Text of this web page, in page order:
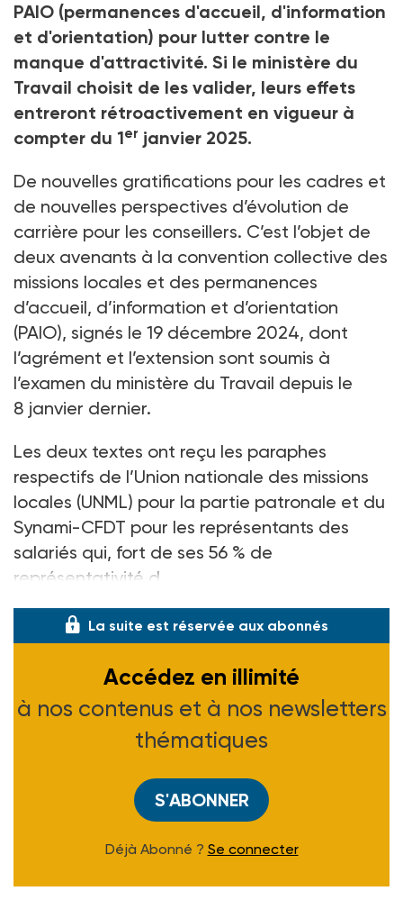
PAIO (permanences d'accueil, d'information
et d'orientation) pour lutter contre le
manque d'attractivité. Si le ministère du
Travail choisit de les valider, leurs effets
entreront rétroactivement en vigueur à
compter du 1er janvier 2025.
De nouvelles gratifications pour les cadres et
de nouvelles perspectives d’évolution de
carrière pour les conseillers. C’est l’objet de
deux avenants à la convention collective des
missions locales et des permanences
d’accueil, d’information et d’orientation
(PAIO), signés le 19 décembre 2024, dont
l’agrément et l’extension sont soumis à
l’examen du ministère du Travail depuis le
8 janvier dernier.
Les deux textes ont reçu les paraphes
respectifs de l’Union nationale des missions
locales (UNML) pour la partie patronale et du
Synami-CFDT pour les représentants des
salariés qui, fort de ses 56 % de
représentativité d
La suite est réservée aux abonnés
Accédez en illimité
à nos contenus et à nos newsletters
thématiques
S'ABONNER
Déjà Abonné ? Se connecter